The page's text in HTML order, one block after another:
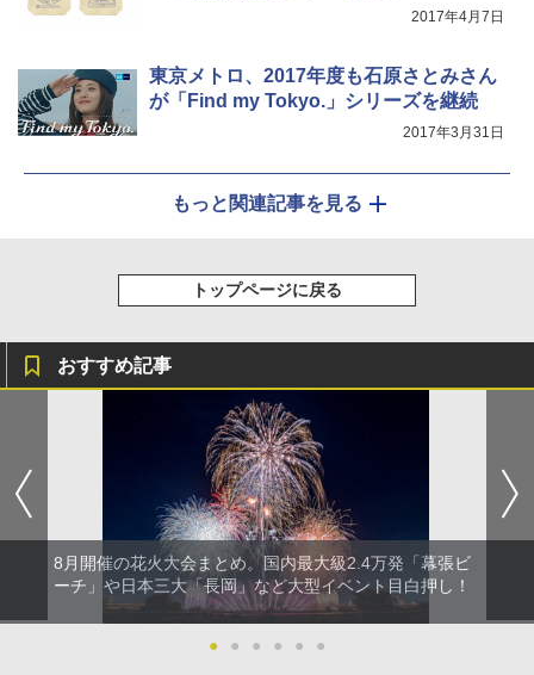
2017年4月7日
東京メトロ、2017年度も石原さとみさん
が「Find my Tokyo.」シリーズを継続
2017年3月31日
もっと関連記事を見る
トップページに戻る
おすすめ記事
8月開催の花火大会まとめ。国内最大級2.4万発「幕張ビ
ーチ」や日本三大「長岡」など大型イベント目白押し！
● ● ● ● ● ●